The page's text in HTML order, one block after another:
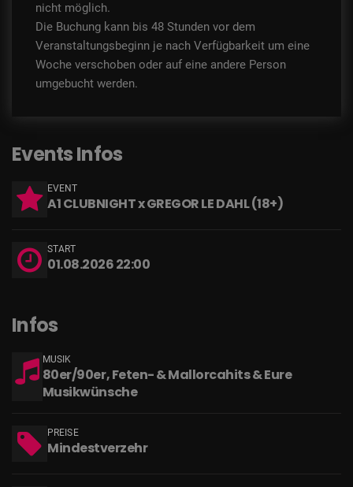
nicht möglich.
Die Buchung kann bis 48 Stunden vor dem
Veranstaltungsbeginn je nach Verfügbarkeit um eine
Woche verschoben oder auf eine andere Person
umgebucht werden.
Events Infos
EVENT
A1 CLUBNIGHT x GREGOR LE DAHL (18+)
START
01.08.2026 22:00
Infos
MUSIK
80er/90er, Feten- & Mallorcahits & Eure
Musikwünsche
PREISE
Mindestverzehr